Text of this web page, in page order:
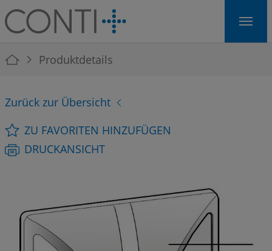
Skip to main navigation
Skip to main content
Skip to page footer
You are here:
Produktdetails
Zurück zur Übersicht
ZU FAVORITEN HINZUFÜGEN
DRUCKANSICHT